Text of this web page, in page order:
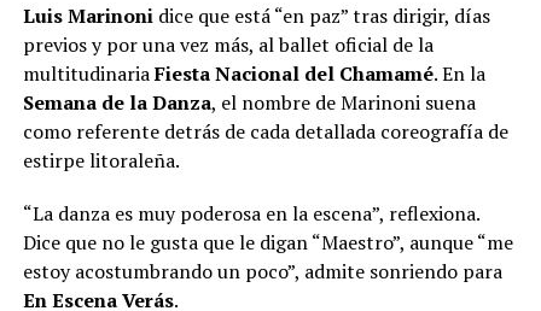
Luis Marinonidice que está “en paz” tras dirigir, días
previos y por una vez más, al ballet oficial de la
multitudinariaFiesta Nacional del Chamamé. En la
Semana de la Danza, el nombre de Marinoni suena
como referente detrás de cada detallada coreografía de
estirpe litoraleña.
“La danza es muy poderosa en la escena”, reflexiona.
Dice que no le gusta que le digan “Maestro”, aunque “me
estoy acostumbrando un poco”, admite sonriendo para
En Escena Verás.